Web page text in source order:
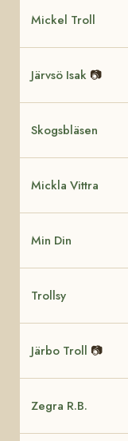
Mickel Troll
Järvsö Isak 📷
Skogsbläsen
Mickla Vittra
Min Din
Trollsy
Järbo Troll 📷
Zegra R.B.